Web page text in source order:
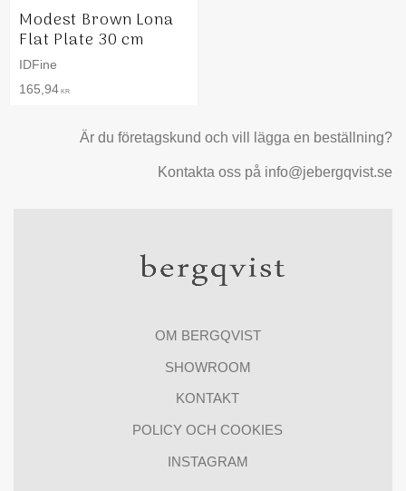
Modest Brown Lona
Flat Plate 30 cm
IDFine
165,94 KR
Är du företagskund och vill lägga en beställning?
Kontakta oss på info@jebergqvist.se
OM BERGQVIST
SHOWROOM
KONTAKT
POLICY OCH COOKIES
INSTAGRAM